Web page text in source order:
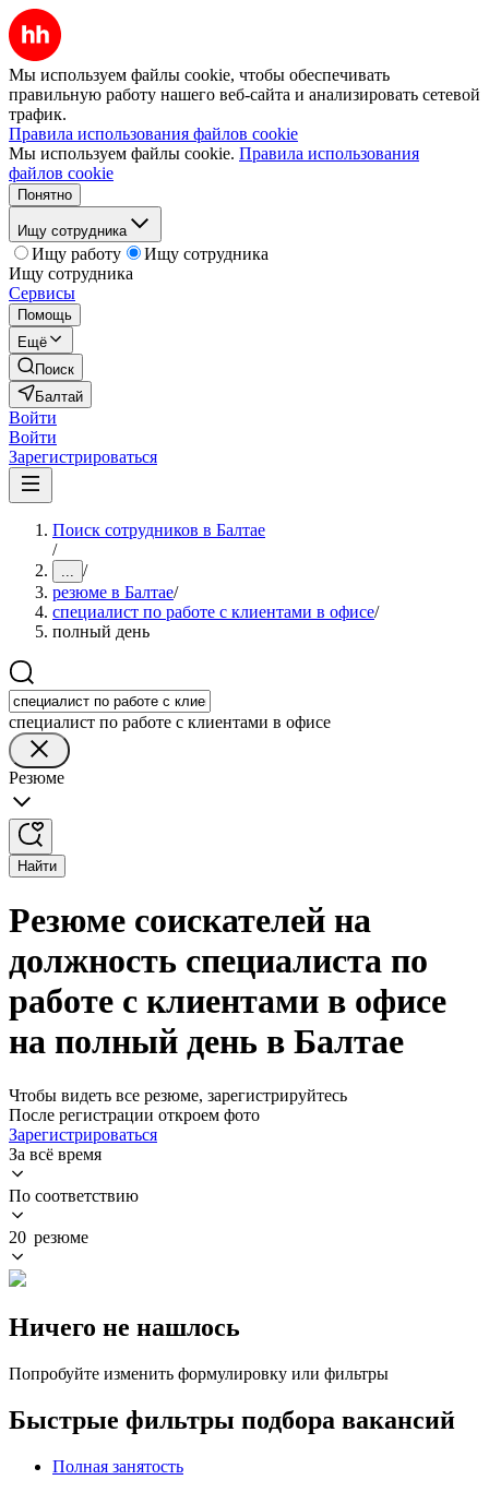
Мы используем файлы cookie, чтобы обеспечивать
правильную работу нашего веб-сайта и анализировать сетевой
трафик.
Правила использования файлов cookie
Мы используем файлы cookie. Правила использования
файлов cookie
Понятно
Ищу сотрудника
Ищу работу
Ищу сотрудника
Ищу сотрудника
Сервисы
Помощь
Ещё
Поиск
Балтай
Войти
Войти
Зарегистрироваться
Поиск сотрудников в Балтае
/
... /
резюме в Балтае/
специалист по работе с клиентами в офисе/
полный день
специалист по работе с клиентами в офисе
Резюме
Найти
Резюме соискателей на
должность специалиста по
работе с клиентами в офисе
на полный день в Балтае
Чтобы видеть все резюме, зарегистрируйтесь
После регистрации откроем фото
Зарегистрироваться
За всё время
По соответствию
20 резюме
Ничего не нашлось
Попробуйте изменить формулировку или фильтры
Быстрые фильтры подбора вакансий
Полная занятость